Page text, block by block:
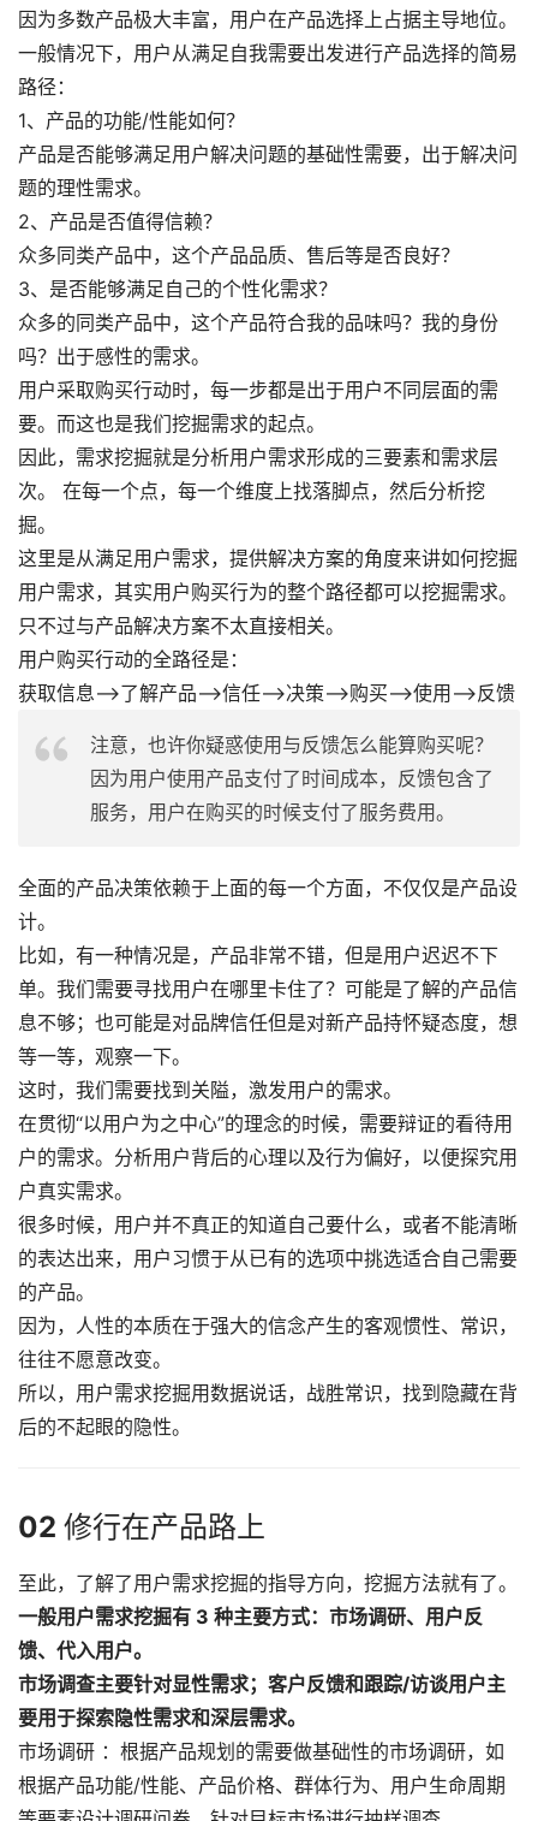
因为多数产品极大丰富，用户在产品选择上占据主导地位。
一般情况下，用户从满足自我需要出发进行产品选择的简易
路径：
1、产品的功能/性能如何？
产品是否能够满足用户解决问题的基础性需要，出于解决问
题的理性需求。
2、产品是否值得信赖？
众多同类产品中，这个产品品质、售后等是否良好？
3、是否能够满足自己的个性化需求？
众多的同类产品中，这个产品符合我的品味吗？我的身份
吗？出于感性的需求。
用户采取购买行动时，每一步都是出于用户不同层面的需
要。而这也是我们挖掘需求的起点。
因此，需求挖掘就是分析用户需求形成的三要素和需求层
次。 在每一个点，每一个维度上找落脚点，然后分析挖
掘。
这里是从满足用户需求，提供解决方案的角度来讲如何挖掘
用户需求，其实用户购买行为的整个路径都可以挖掘需求。
只不过与产品解决方案不太直接相关。
用户购买行动的全路径是：
获取信息-->了解产品-->信任-->决策-->购买-->使用-->反馈
注意，也许你疑惑使用与反馈怎么能算购买呢？
因为用户使用产品支付了时间成本，反馈包含了
服务，用户在购买的时候支付了服务费用。
全面的产品决策依赖于上面的每一个方面，不仅仅是产品设
计。
比如，有一种情况是，产品非常不错，但是用户迟迟不下
单。我们需要寻找用户在哪里卡住了？可能是了解的产品信
息不够；也可能是对品牌信任但是对新产品持怀疑态度，想
等一等，观察一下。
这时，我们需要找到关隘，激发用户的需求。
在贯彻“以用户为之中心”的理念的时候，需要辩证的看待用
户的需求。分析用户背后的心理以及行为偏好，以便探究用
户真实需求。
很多时候，用户并不真正的知道自己要什么，或者不能清晰
的表达出来，用户习惯于从已有的选项中挑选适合自己需要
的产品。
因为，人性的本质在于强大的信念产生的客观惯性、常识，
往往不愿意改变。
所以，用户需求挖掘用数据说话，战胜常识，找到隐藏在背
后的不起眼的隐性。
02 修行在产品路上
至此，了解了用户需求挖掘的指导方向，挖掘方法就有了。
一般用户需求挖掘有 3 种主要方式： 市场调研、用户反
馈、代入用户。
市场调查主要针对显性需求；客户反馈和跟踪/访谈用户主
要用于探索隐性需求和深层需求。
市场调研 ：根据产品规划的需要做基础性的市场调研，如
根据产品功能/性能、产品价格、群体行为、用户生命周期